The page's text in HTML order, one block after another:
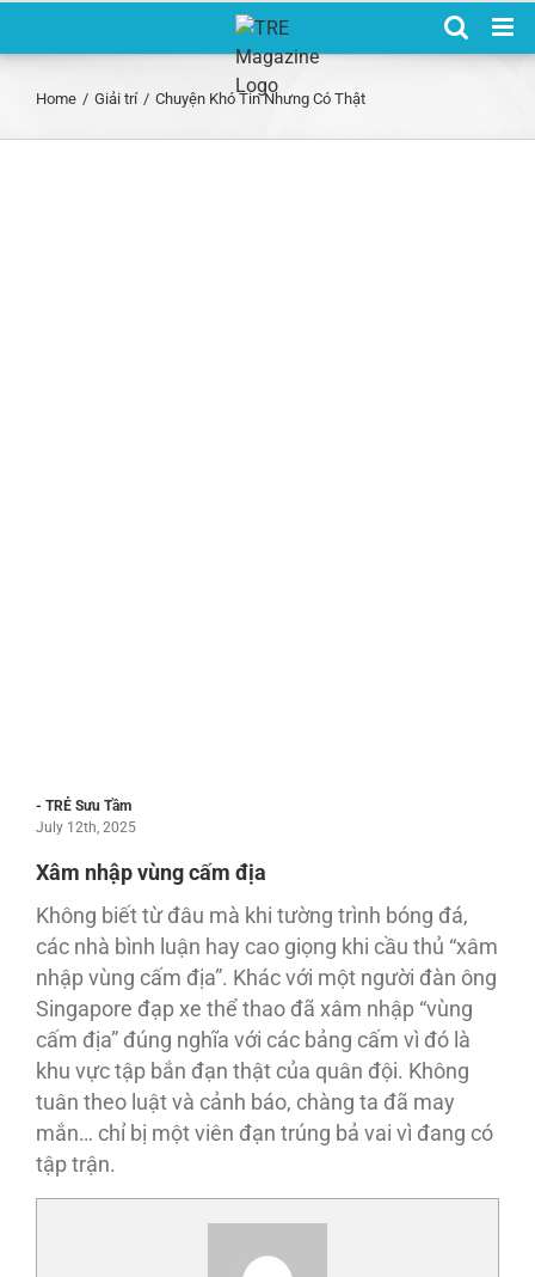
Home / Giải trí / Chuyện Khó Tin Nhưng Có Thật
- TRẺ Sưu Tầm
July 12th, 2025
Xâm nhập vùng cấm địa
Không biết từ đâu mà khi tường trình bóng đá,
các nhà bình luận hay cao giọng khi cầu thủ “xâm
nhập vùng cấm địa”. Khác với một người đàn ông
Singapore đạp xe thể thao đã xâm nhập “vùng
cấm địa” đúng nghĩa với các bảng cấm vì đó là
khu vực tập bắn đạn thật của quân đội. Không
tuân theo luật và cảnh báo, chàng ta đã may
mắn… chỉ bị một viên đạn trúng bả vai vì đang có
tập trận.